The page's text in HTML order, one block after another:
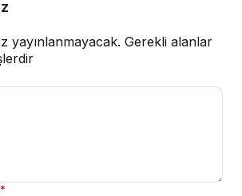
yayınlanmayacak. Gerekli alanlar
*